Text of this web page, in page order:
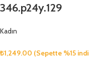
346.p24y.129
Kadın
₺1,249.00 (Sepette %15